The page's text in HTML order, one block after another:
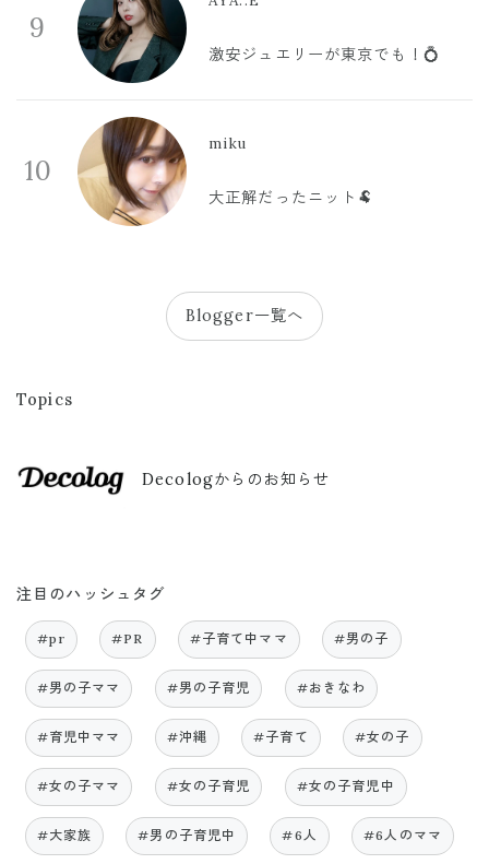
9
激安ジュエリーが東京でも！💍
10
miku
大正解だったニット🐏
Blogger一覧へ
Topics
Decologからのお知らせ
注目のハッシュタグ
#pr #PR #子育て中ママ #男の子
#男の子ママ #男の子育児 #おきなわ
#育児中ママ #沖縄 #子育て #女の子
#女の子ママ #女の子育児 #女の子育児中
#大家族 #男の子育児中 #6人 #6人のママ